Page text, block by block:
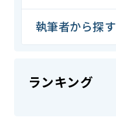
執筆者から探す
ランキング